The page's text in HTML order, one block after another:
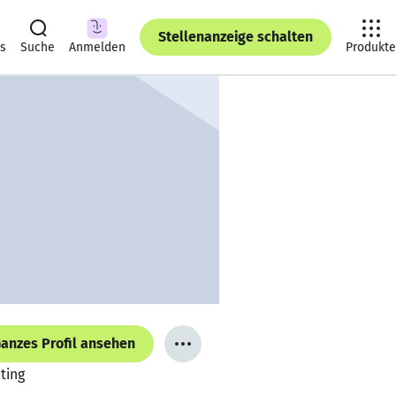
Suche Anmelden
Stellenanzeige schalten
Produkte
Profil ansehen